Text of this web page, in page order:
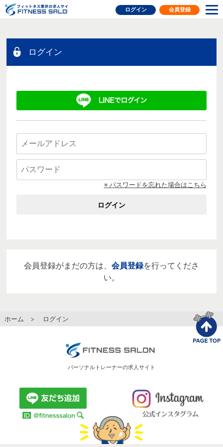
フィットネス業界の求人
ログイン 会員登録
ログイン
※ パスワードを忘れた場合はこちら
ログイン
会員登録がまだの方は、 会員登録を行ってくださ
い。
ホーム > ログイン
パーソナルトレーナーの求人サイト